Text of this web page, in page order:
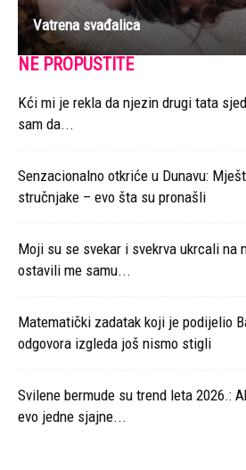
Vatrena svađalica
NE PROPUSTITE
Kći mi je rekla da njezin drugi tata
sam da...
Senzacionalno otkriće u Dunavu:
stručnjake – evo šta su pronašli
Moji su se svekar i svekrva ukrcali na
ostavili me samu...
Matematički zadatak koji je podijelio
odgovora izgleda još nismo stigli
Svilene bermude su trend leta 2026.:
evo jedne sjajne...